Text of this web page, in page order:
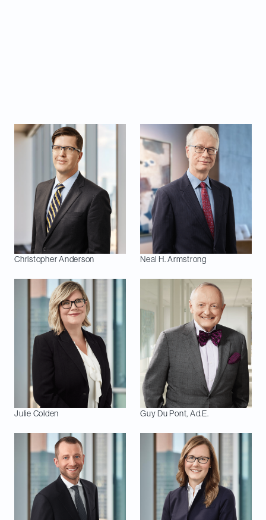
ChristopherAnderson Neal H.Armstrong
Julie Colden GuyDu Pont, Ad.E.